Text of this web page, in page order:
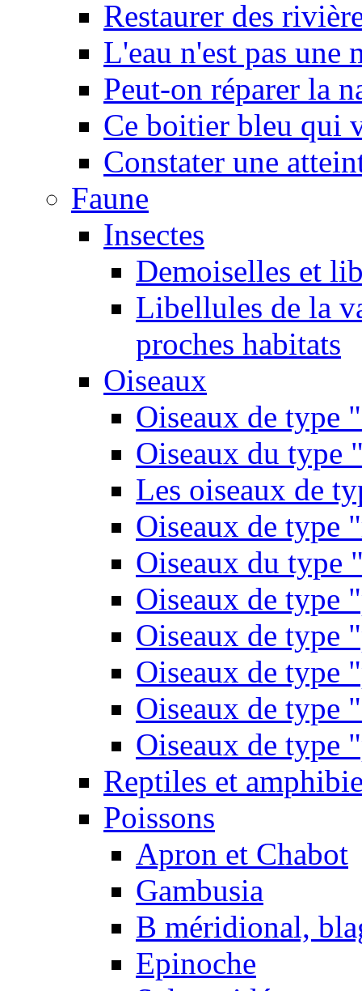
Restaurer des
L'eau n'est pas une
Peut-on réparer la
Ce boitier bleu qui
Constater une
Faune
Insectes
Demoiselles et
Libellules de la
proches habitats
Oiseaux
Oiseaux de type
Oiseaux du type
Les oiseaux de
Oiseaux de type
Oiseaux du type
Oiseaux de type
Oiseaux de type
Oiseaux de type
Oiseaux de type
Oiseaux de type
Reptiles et
Poissons
Apron et Chabot
Gambusia
B méridional,
Epinoche